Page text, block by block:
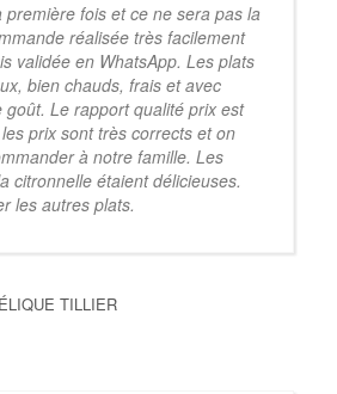
première fois et ce ne sera pas la
réalisée très facilement
validée en WhatsApp. Les plats
bien chauds, frais et avec
goût. Le rapport qualité prix est
prix sont très corrects et on
à notre famille. Les
citronnelle étaient délicieuses.
les autres plats.
TILLIER